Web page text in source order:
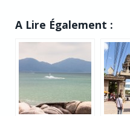
A Lire Également :